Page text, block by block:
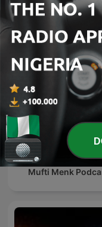
More
Mufti Menk